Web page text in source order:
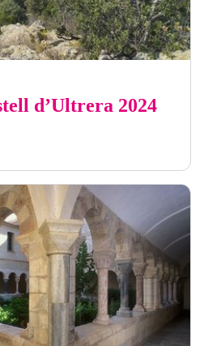
d’Ultrera 2024